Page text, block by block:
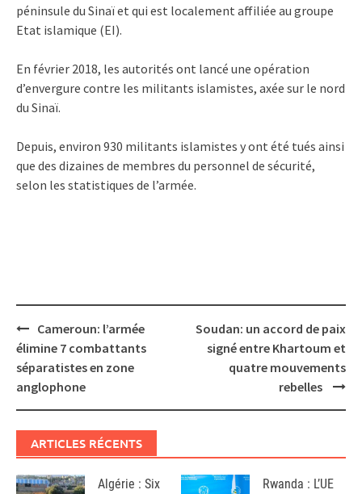
péninsule du Sinaï et qui est localement affiliée au groupe
Etat islamique (EI).
En février 2018, les autorités ont lancé une opération
d’envergure contre les militants islamistes, axée sur le nord
du Sinaï.
Depuis, environ 930 militants islamistes y ont été tués ainsi
que des dizaines de membres du personnel de sécurité,
selon les statistiques de l’armée.
Post
navigation
Cameroun: l’armée
élimine 7 combattants
séparatistes en zone
anglophone
Soudan: un accord de paix
signé entre Khartoum et
quatre mouvements
rebelles
ARTICLES RÉCENTS
Algérie : Six
Rwanda : L’UE